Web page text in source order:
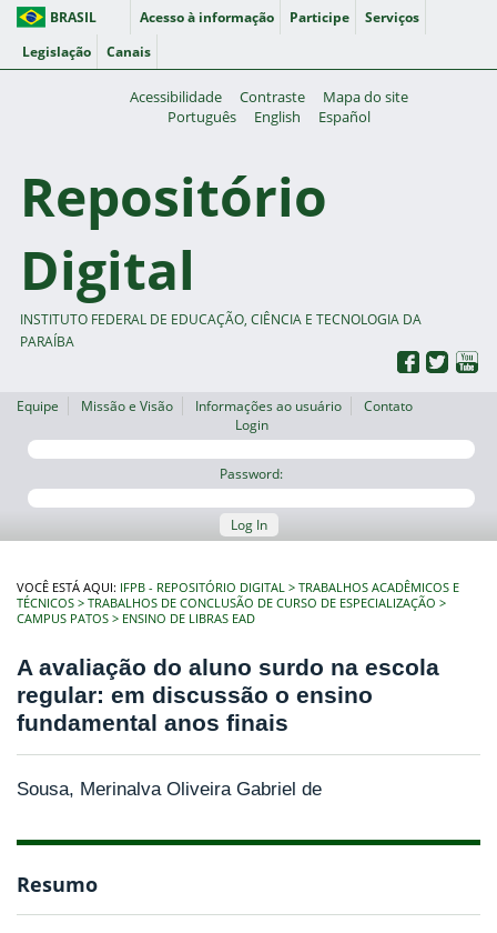
BRASIL Acesso à informação Participe
Serviços
Legislação
Canais
Acessibilidade Contraste
Mapa do site
Português
English Español
Repositório
Digital
INSTITUTO FEDERAL DE EDUCAÇÃO, CIÊNCIA E TECNOLOGIA DA
PARAÍBA
Equipe Missão e Visão Informações ao usuário
Contato
Login
Password:
Log In
VOCÊ ESTÁ AQUI: IFPB - REPOSITÓRIO DIGITAL
TRABALHOS ACADÊMICOS E
TÉCNICOS
TRABALHOS DE CONCLUSÃO DE CURSO DE ESPECIALIZAÇÃO
CAMPUS PATOS
ENSINO DE LIBRAS EAD
A avaliação do aluno surdo na escola
regular: em discussão o ensino
fundamental anos finais
Sousa, Merinalva Oliveira Gabriel de
Resumo